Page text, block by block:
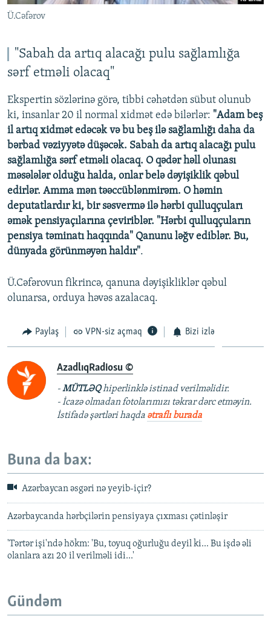
Ü.Cəfərov
"Sabah da artıq alacağı pulu sağlamlığa
sərf etməli olacaq"
Ekspertin sözlərinə görə, tibbi cəhətdən sübut olunub
ki, insanlar 20 il normal xidmət edə bilərlər: "Adam beş
il artıq xidmət edəcək və bu beş ilə sağlamlığı daha da
bərbad vəziyyətə düşəcək. Sabah da artıq alacağı pulu
sağlamlığa sərf etməli olacaq. O qədər həll olunası
məsələlər olduğu halda, onlar belə dəyişiklik qəbul
edirlər. Amma mən təəccüblənmirəm. O həmin
deputatlardır ki, bir səsvermə ilə hərbi qulluqçuları
əmək pensiyaçılarına çeviriblər. "Hərbi qulluqçuların
pensiya təminatı haqqında" Qanunu ləğv ediblər. Bu,
dünyada görünməyən haldır".
Ü.Cəfərovun fikrincə, qanuna dəyişikliklər qəbul
olunarsa, orduya həvəs azalacaq.
Paylaş VPN-siz açmaq Bizi izlə
AzadlıqRadiosu ©
-MÜTLƏQhiperlinklə istinad verilməlidir.
- İcazə olmadan fotolarımızı təkrar dərc etməyin.
İstifadə şərtləri haqda ətraflı burada
Buna da bax:
Azərbaycan əsgəri nə yeyib-içir?
Azərbaycanda hərbçilərin pensiyaya çıxması çətinləşir
'Tərtər işi'ndə hökm: 'Bu, toyuq oğurluğu deyil ki... Bu işdə əli
olanlara azı 20 il verilməli idi...'
Gündəm